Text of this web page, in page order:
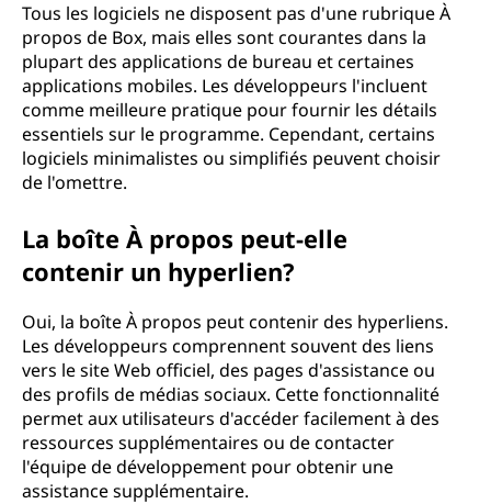
Tous les logiciels ne disposent pas d'une rubrique À
propos de Box, mais elles sont courantes dans la
plupart des applications de bureau et certaines
applications mobiles. Les développeurs l'incluent
comme meilleure pratique pour fournir les détails
essentiels sur le programme. Cependant, certains
logiciels minimalistes ou simplifiés peuvent choisir
de l'omettre.
La boîte À propos peut-elle
contenir un hyperlien?
Oui, la boîte À propos peut contenir des hyperliens.
Les développeurs comprennent souvent des liens
vers le site Web officiel, des pages d'assistance ou
des profils de médias sociaux. Cette fonctionnalité
permet aux utilisateurs d'accéder facilement à des
ressources supplémentaires ou de contacter
l'équipe de développement pour obtenir une
assistance supplémentaire.